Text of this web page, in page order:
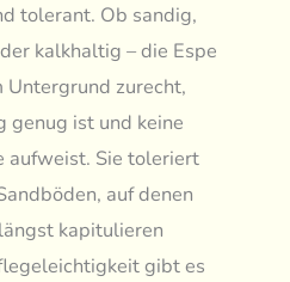
tolerant. Ob sandig,
kalkhaltig – die Espe
zurecht,
genug ist und keine
aufweist. Sie toleriert
auf denen
kapitulieren
gibt es